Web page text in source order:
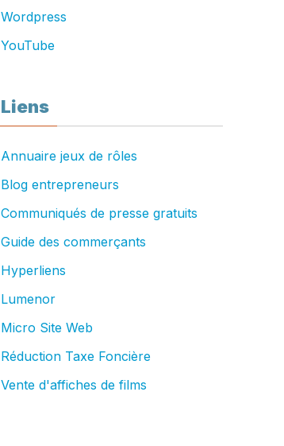
Wordpress
YouTube
Liens
Annuaire jeux de rôles
Blog entrepreneurs
Communiqués de presse gratuits
Guide des commerçants
Hyperliens
Lumenor
Micro Site Web
Réduction Taxe Foncière
Vente d'affiches de films